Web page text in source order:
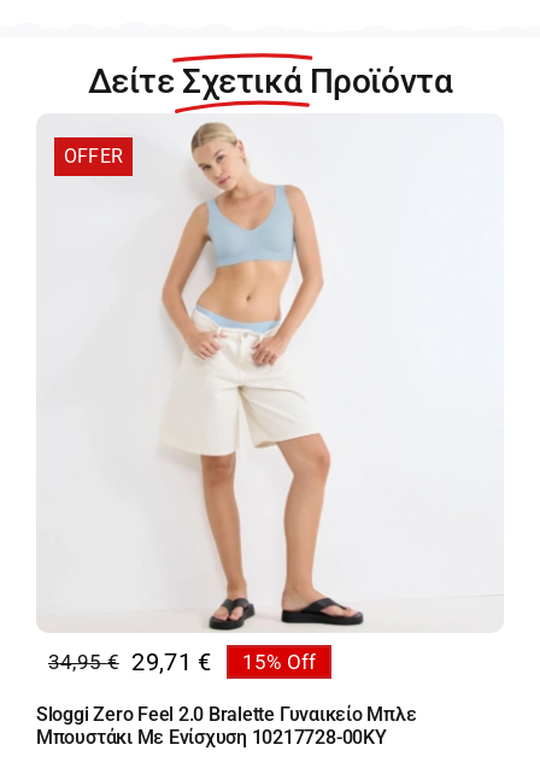
Μαύρο
Μπανέλα
και
10156745-
ποσότητα
Δείτε Σχετικά Προϊόντα
OFFER
34,95€
Original
price
was:
29,71 €
Η
τρέχουσα
τιμή
15% Off
Sloggi Zero Feel 2.0 Bralette Γυναικείο Μπλε
Μπουστάκι Με Ενίσχυση 10217728-00KY